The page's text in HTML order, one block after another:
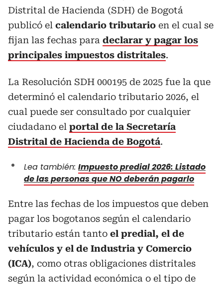
Distrital de Hacienda (SDH) de Bogotá
publicó el calendario tributario en el cual se
fijan las fechas para declarar y pagar los
principales impuestos distritales.
La Resolución SDH 000195 de 2025 fue la que
determinó el calendario tributario 2026, el
cual puede ser consultado por cualquier
ciudadano el portal de la Secretaría
Distrital de Hacienda de Bogotá.
Lea también: Impuesto predial 2026: Listado
de las personas que NO deberán pagarlo
Entre las fechas de los impuestos que deben
pagar los bogotanos según el calendario
tributario están tanto el predial, el de
vehículos y el de Industria y Comercio
(ICA), como otras obligaciones distritales
según la actividad económica o el tipo de